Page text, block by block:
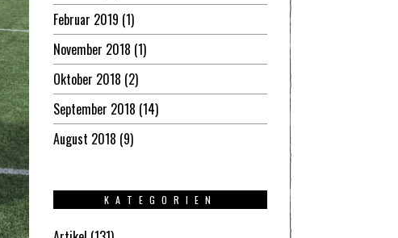
Februar 2019 (1)
November 2018 (1)
Oktober 2018 (2)
September 2018 (14)
August 2018 (9)
KATEGORIEN